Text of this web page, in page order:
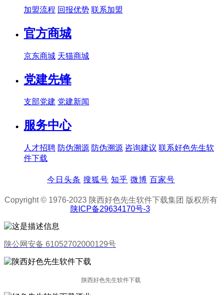
加盟流程 回报优势 联系加盟
官方商城
京东商城 天猫商城
党建先锋
支部党建 党建新闻
服务中心
人才招聘 防伪溯源 防伪溯源 咨询建议 联系好色先生软
件下载
今日头条 搜狐号 知乎 微博 百家号
Copyright © 1976-2023 陕西好色先生软件下载集团 版权所有
陕ICP备29634170号-3
陕公网安备 61052702000129号
陕西好色先生软件下载